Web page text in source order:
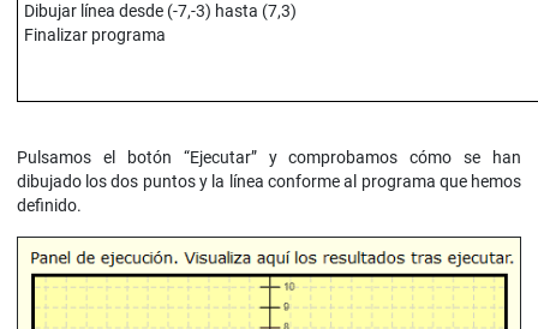
Dibujar línea desde (-7,-3) hasta (7,3)
Finalizar programa
Pulsamos el botón “Ejecutar” y comprobamos cómo se han
dibujado los dos puntos y la línea conforme al programa que hemos
definido.